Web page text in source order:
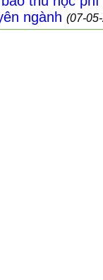
ngành (07-